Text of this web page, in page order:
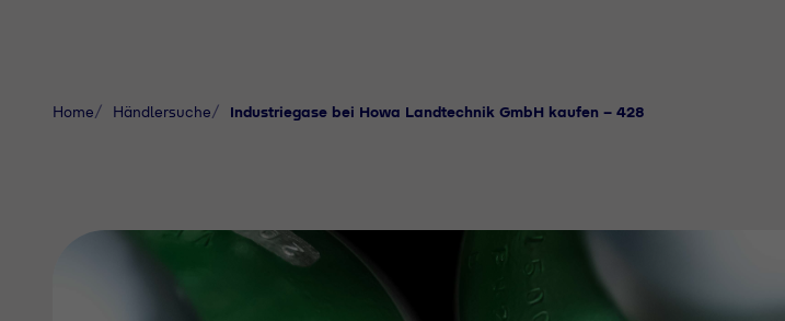
Home Händlersuche Industriegase bei Howa Landtechnik GmbH kaufen - 428